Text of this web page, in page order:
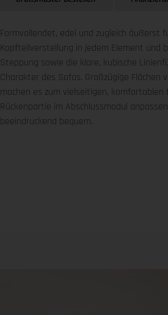
Formvollendet, edel und zugleich
Kopfteilverstellung in jedem Element und
Steppung sowie die klare, kubische
Charakter des Sofas. Großzügige Flächen
machen es zum vielseitigen,
Rückenpartie im Abschlussmodul
beeindruckend bequem.